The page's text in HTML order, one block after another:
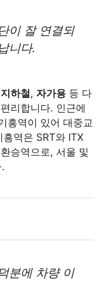
이 잘 연결되
니다.
지하철, 자가용 등 다
리합니다. 인근에
흥역이 있어 대중교
역은 SRT와 ITX
승역으로, 서울 및
분에 차량 이